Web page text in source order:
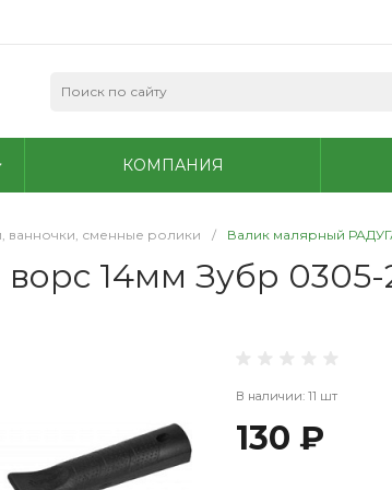
КОМПАНИЯ
ванночки, сменные ролики / Валик малярный
14мм Зубр 0305-
В наличии: 11 шт
130 ₽